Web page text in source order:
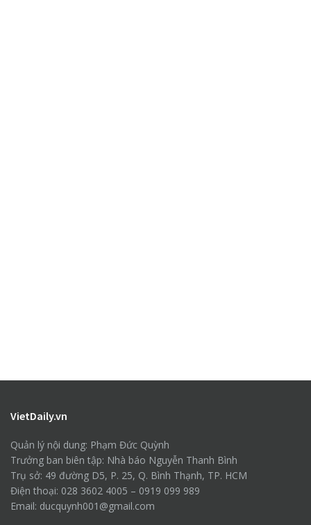
VietDaily.vn
Quản lý nội dung: Phạm Đức Quỳnh
Trưởng ban biên tập: Nhà báo Nguyễn Thanh Bình
Trụ sở: 49 đường D5, P. 25, Q. Bình Thạnh, TP. HCM
Điện thoại: 028 3602 4005 – 0919 099 989
Email: ducquynh001@gmail.com